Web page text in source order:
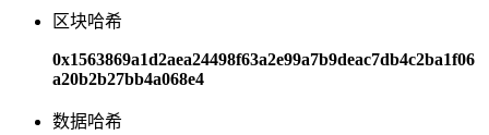
区块哈希
0x1563869a1d2aea24498f63a2e99a7b9deac7db4c2ba1f06
a20b2b27bb4a068e4
数据哈希